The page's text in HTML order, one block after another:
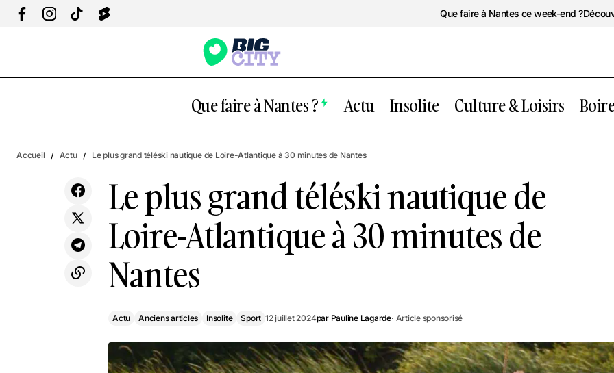
Que faire à Nantes ce week-end ?
Que faire à Nantes ? Actu Insolite Culture & Loisirs
Une soirée rétro hip-hop rnb animée par
de célèbres djs à Nantes
Actu
Anciens articles
Le plus grand téléski nautique de
Accueil Actu Le plus grand téléski nautique de Loire-Atlantique à 30 minutes de Nantes
Le plus grand téléski nautique de
Loire-Atlantique à 30 minutes de
Nantes
Actu Anciens articles Insolite Sport 12 juillet 2024par Pauline Lagarde· Article sponsorisé